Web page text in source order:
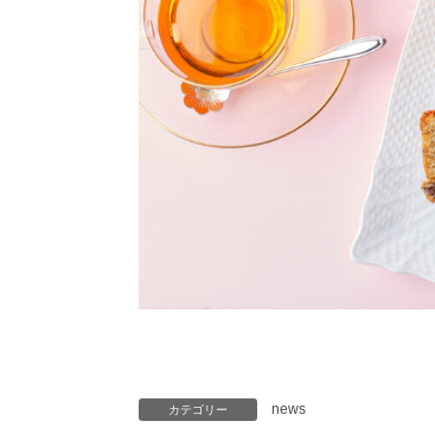
カテゴリー news